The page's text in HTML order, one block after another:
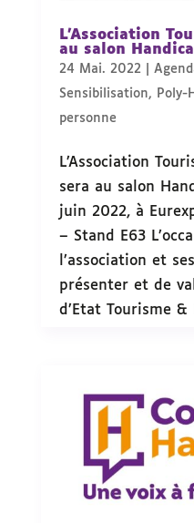
L’Association
au salon
24 Mai. 2022
Sensibilisation, Poly-
personne
L’Association
sera au salon
juin 2022, à
– Stand E63
l’association et
présenter et de
d’Etat Tourisme